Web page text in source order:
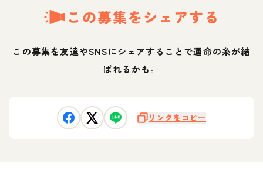
この募集をシェアする
この募集を友達やSNSにシェアすることで運命の糸が結
ばれるかも。
リンクをコピー